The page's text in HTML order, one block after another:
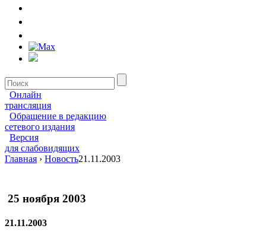
Онлайн
трансляция
Обращение в редакцию
сетевого издания
Версия
для слабовидящих
Главная › Новость21.11.2003
25 ноября 2003
21.11.2003